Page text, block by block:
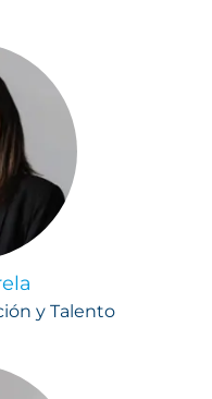
y Talento